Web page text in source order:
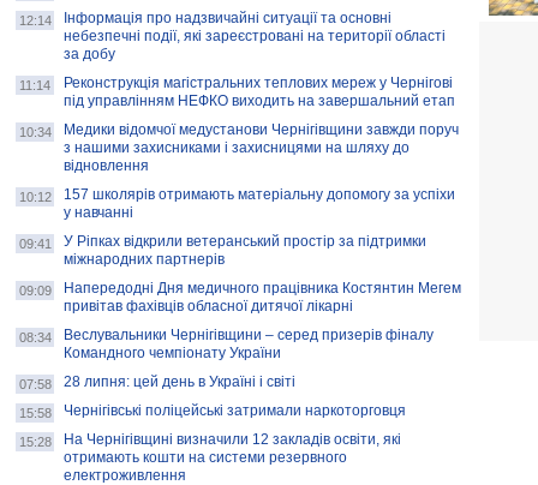
12:14
Інформація про надзвичайні ситуації та основні
небезпечні події, які зареєстровані на території області
за добу
11:14
Реконструкція магістральних теплових мереж у Чернігові
під управлінням НЕФКО виходить на завершальний етап
10:34
Медики відомчої медустанови Чернігівщини завжди поруч
з нашими захисниками і захисницями на шляху до
відновлення
10:12
157 школярів отримають матеріальну допомогу за успіхи
у навчанні
09:41
У Ріпках відкрили ветеранський простір за підтримки
міжнародних партнерів
09:09
Напередодні Дня медичного працівника Костянтин Мегем
привітав фахівців обласної дитячої лікарні
08:34
Веслувальники Чернігівщини – серед призерів фіналу
Командного чемпіонату України
07:58 28 липня: цей день в Україні і світі
15:58 Чернігівські поліцейські затримали наркоторговця
15:28
На Чернігівщині визначили 12 закладів освіти, які
отримають кошти на системи резервного
електроживлення